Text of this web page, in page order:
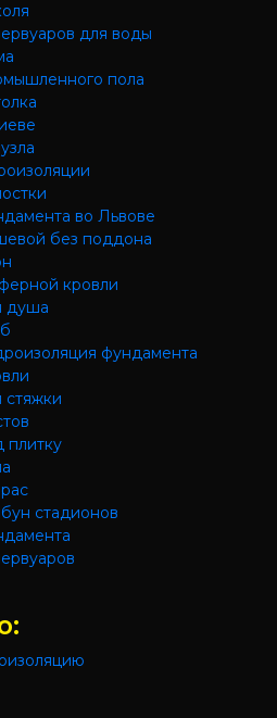
для воды
пола
во Львове
без поддона
кровли
душа
фундамента
стяжки
плитку
стадионов